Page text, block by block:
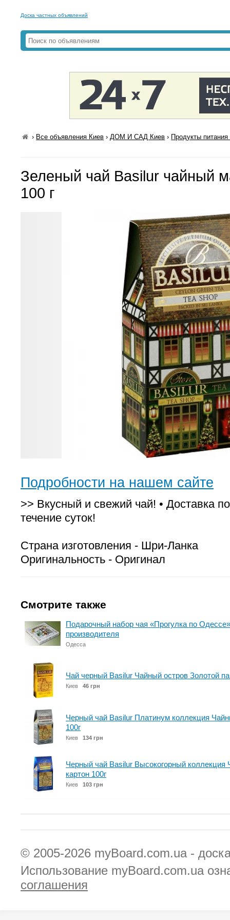
Доска частных объявлений
› Все объявления Киев ›ДОМ И САД Киев › Продукты
Зеленый чай Basilur чайный
100 г
Подробности на нашем сайте
>> Вкусный и свежий чай! • Доставка
течение суток!
Страна изготовления - Шри-Ланка
Оригинальность - Оригинал
Смотрите также
Подарочный набор чая «Прогулка по
производителя
Одесса
Чай черный Basilur Чайный остров Золотой
Киев 46 грн
Черный чай Basilur Платинум коллекция
100г
Киев 134 грн
Черный чай Basilur Высокогорный коллекция
картон 100г
Киев 103 грн
© 2005-2026 myBoard.com.ua -
Использование myBoard.com.ua
соглашения